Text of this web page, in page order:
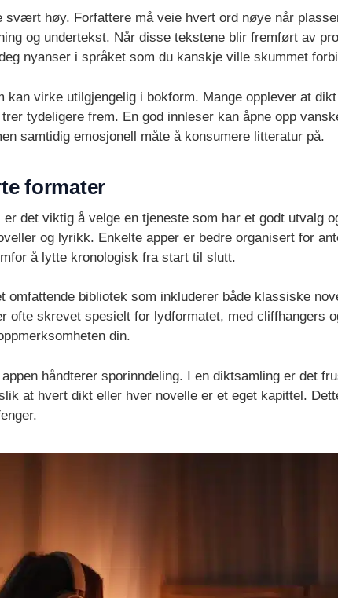
høy. Forfattere må veie hvert ord nøye når
og undertekst. Når disse tekstene blir fremført av
nyanser i språket som du kanskje ville skummet
kan virke utilgjengelig i bokform. Mange opplever at
tydeligere frem. En god innleser kan åpne opp
samtidig emosjonell måte å konsumere litteratur på.
formater
det viktig å velge en tjeneste som har et godt utvalg
og lyrikk. Enkelte apper er bedre organisert for
å lytte kronologisk fra start til slutt.
omfattende bibliotek som inkluderer både klassiske
ofte skrevet spesielt for lydformatet, med cliffhangers
din.
håndterer sporinndeling. I en diktsamling er det
at hvert dikt eller hver novelle er et eget kapittel.